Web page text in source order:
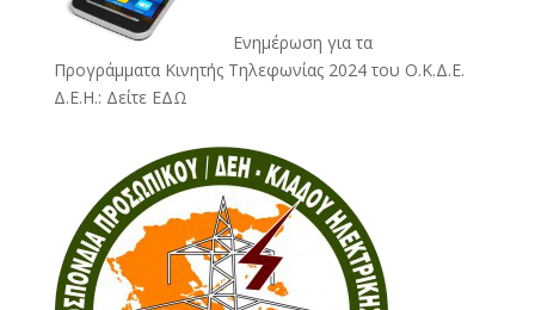
Ενημέρωση για τα
Προγράμματα Κινητής Τηλεφωνίας 2024 του Ο.Κ.Δ.Ε.
Δ.Ε.Η.: Δείτε ΕΔΩ